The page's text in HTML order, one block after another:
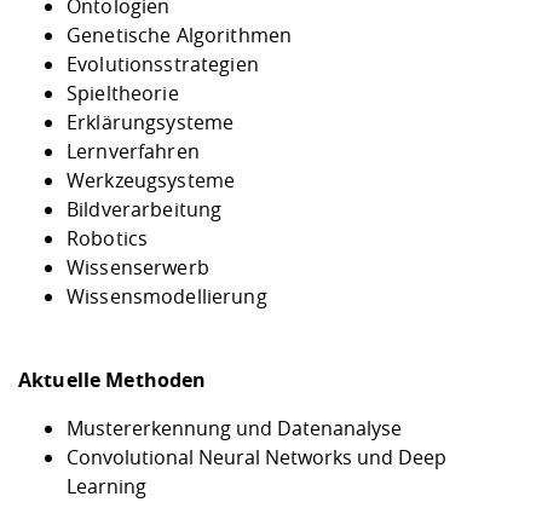
Ontologien
Genetische Algorithmen
Evolutionsstrategien
Spieltheorie
Erklärungsysteme
Lernverfahren
Werkzeugsysteme
Bildverarbeitung
Robotics
Wissenserwerb
Wissensmodellierung
Aktuelle Methoden
Mustererkennung und Datenanalyse
Convolutional Neural Networks und Deep
Learning